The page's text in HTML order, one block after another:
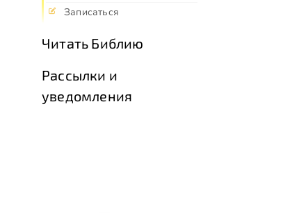
Записаться
Читать Библию
Рассылки и
уведомления